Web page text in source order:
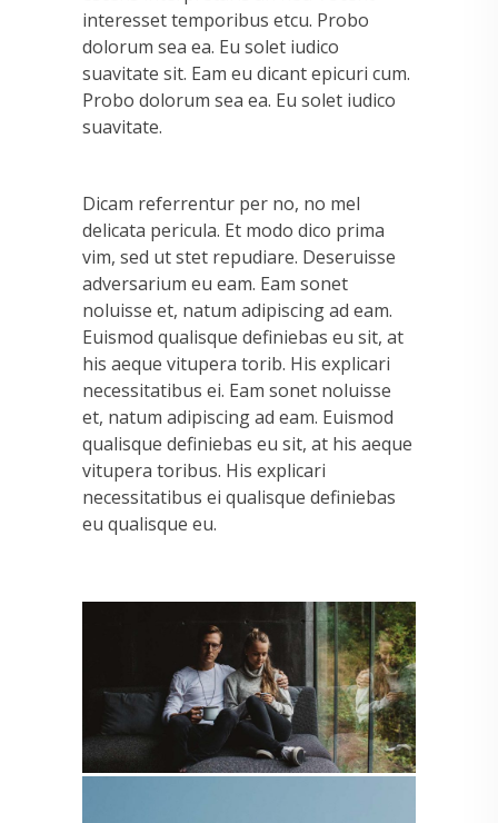
interesset temporibus etcu. Probo
dolorum sea ea. Eu solet iudico
suavitate sit. Eam eu dicant epicuri cum.
Probo dolorum sea ea. Eu solet iudico
suavitate.
Dicam referrentur per no, no mel
delicata pericula. Et modo dico prima
vim, sed ut stet repudiare. Deseruisse
adversarium eu eam. Eam sonet
noluisse et, natum adipiscing ad eam.
Euismod qualisque definiebas eu sit, at
his aeque vitupera torib. His explicari
necessitatibus ei. Eam sonet noluisse
et, natum adipiscing ad eam. Euismod
qualisque definiebas eu sit, at his aeque
vitupera toribus. His explicari
necessitatibus ei qualisque definiebas
eu qualisque eu.